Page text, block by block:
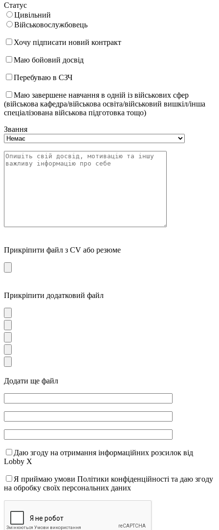
Статус
Цивільний
Військовослужбовець
Хочу підписати новий контракт
Маю бойовий досвід
Перебуваю в СЗЧ
Маю завершене навчання в одній із військових сфер
(військова кафедра/військова освіта/військовий вишкіл/інша
спеціалізована військова підготовка тощо)
Звання
Прикріпити файл з CV або резюме
Прикріпити додатковий файл
Додати ще файл
Даю згоду на отримання інформаційних розсилок від
Lobby X
Я приймаю умови Політики конфіденційності та даю згоду
на обробку своїх персональних даних